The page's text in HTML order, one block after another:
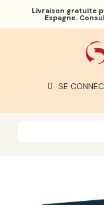
Livraison gratuite
Espagne.
SE
À PROPOS DE NOUS